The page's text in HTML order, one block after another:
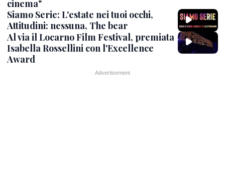
cinema"
Siamo Serie: L'estate nei tuoi occhi,
Attitudini: nessuna, The bear
Al via il Locarno Film Festival, premiata
Isabella Rossellini con l'Excellence
Award